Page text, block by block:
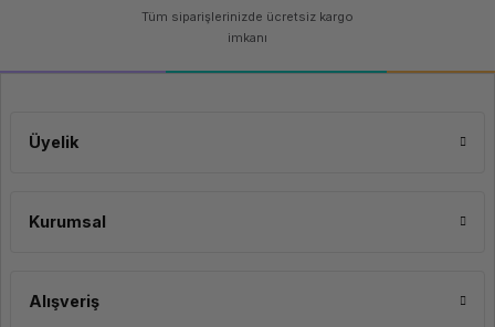
Tüm siparişlerinizde ücretsiz kargo
imkanı
Üyelik
Kurumsal
Alışveriş